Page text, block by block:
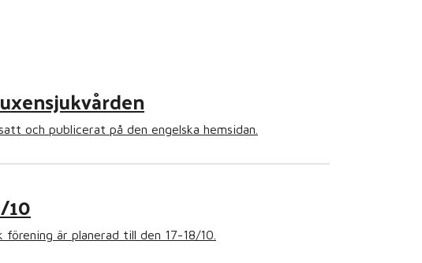
och publicerat på den engelska hemsidan.
10
är planerad till den 17-18/10.